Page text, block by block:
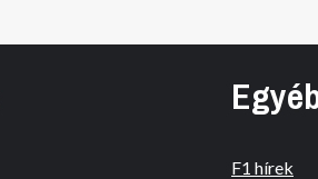
F1 hírek